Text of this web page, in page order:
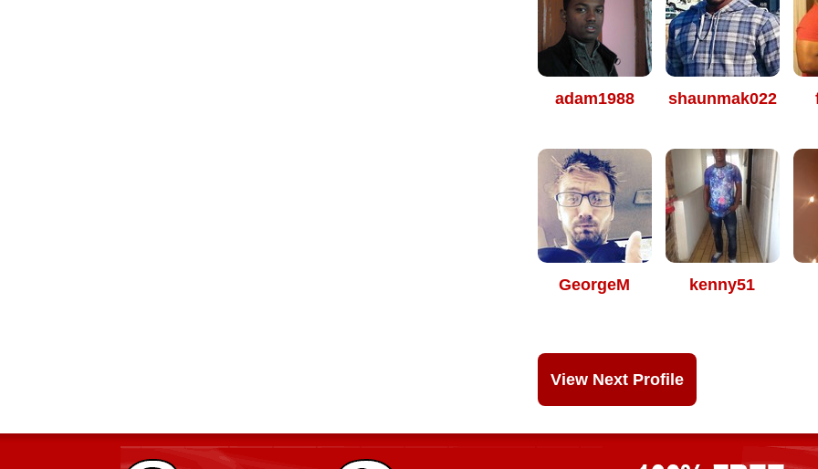
adam1988 shaunmak022
GeorgeM kenny51
View Next Profile